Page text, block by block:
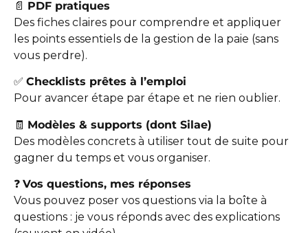
📄 PDF pratiques
Des fiches claires pour comprendre et appliquer
les points essentiels de la gestion de la paie (sans
vous perdre).
✅ Checklists prêtes à l’emploi
Pour avancer étape par étape et ne rien oublier.
🧾 Modèles & supports (dont Silae)
Des modèles concrets à utiliser tout de suite pour
gagner du temps et vous organiser.
❓ Vos questions, mes réponses
Vous pouvez poser vos questions via la boîte à
questions : je vous réponds avec des explications